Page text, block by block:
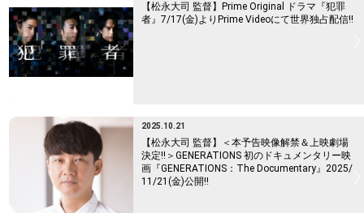
【松永大司 監督】Prime Original ドラマ『犯罪
者』7/17(金)よりPrime Videoにて世界独占配信!!
2025.10.21
【松永大司 監督】＜本予告映像解禁＆上映劇場
決定!!＞GENERATIONS 初のドキュメンタリー映
画『GENERATIONS：The Documentary』2025/
11/21(金)公開!!